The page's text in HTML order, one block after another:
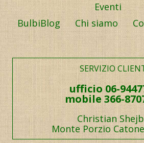
Eventi
BulbiBlog
Chi siamo
SERVIZIO
ufficio 06-
mobile 366-
Christian
Monte Porzio